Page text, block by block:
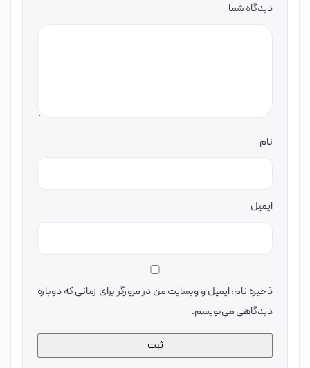
دیدگاه شما
نام
ایمیل
ذخیره نام، ایمیل و وبسایت من در مرورگر برای زمانی که دوباره
دیدگاهی می‌نویسم.